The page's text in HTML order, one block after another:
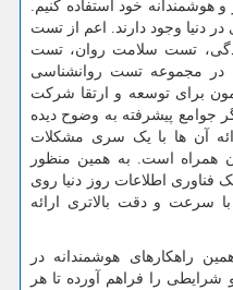
خود استفاده کنیم.
دنیا وجود دارند. اعم از تست
تست سلامت روان، تست
در مجموعه تست روانشناسی
برای توسعه و ارتقا شرکت
جوامع پیشرفته به وضوح دیده
آن ها با یک سری مشکلات
همراه است. به همین منظور
اطلاعات روز دنیا روی
سرعت و دقت بالاتری ارائه
راهکارهای هوشمندانه در
را فراهم آورده تا هر